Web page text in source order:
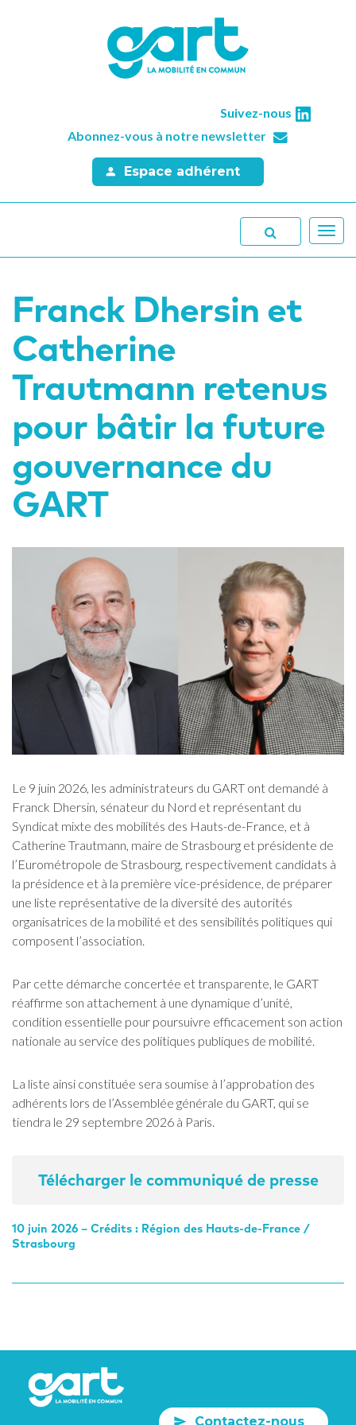
Suivez-nous
Abonnez-vous à notre newsletter
Espace adhérent
Franck Dhersin et
Catherine
Trautmann retenus
pour bâtir la future
gouvernance du
GART
Le 9 juin 2026, les administrateurs du GART ont demandé à
Franck Dhersin, sénateur du Nord et représentant du
Syndicat mixte des mobilités des Hauts-de-France, et à
Catherine Trautmann, maire de Strasbourg et présidente de
l’Eurométropole de Strasbourg, respectivement candidats à
la présidence et à la première vice-présidence, de préparer
une liste représentative de la diversité des autorités
organisatrices de la mobilité et des sensibilités politiques qui
composent l’association.
Par cette démarche concertée et transparente, le GART
réaffirme son attachement à une dynamique d’unité,
condition essentielle pour poursuivre efficacement son action
nationale au service des politiques publiques de mobilité.
La liste ainsi constituée sera soumise à l’approbation des
adhérents lors de l’Assemblée générale du GART, qui se
tiendra le 29 septembre 2026 à Paris.
Télécharger le communiqué de presse
10 juin 2026 – Crédits : Région des Hauts-de-France /
Strasbourg
Contactez-nous